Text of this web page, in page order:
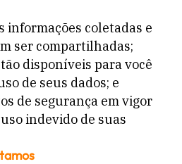
informações coletadas e
ser compartilhadas;
disponíveis para você
de seus dados; e
de segurança em vigor
indevido de suas